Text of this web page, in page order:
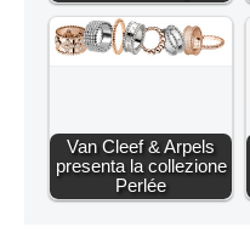
Van Cleef & Arpels
presenta la collezione
Perlée